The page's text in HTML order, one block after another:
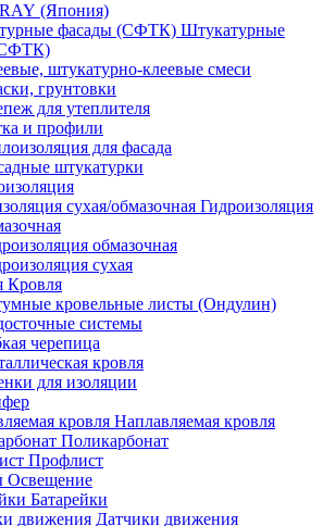
(Япония)
Штукатурные
штукатурно-клеевые смеси
грунтовки
для утеплителя
и профили
для фасада
штукатурки
Гидроизоляция
обмазочная
сухая
Кровля
кровельные листы (Ондулин)
системы
черепица
кровля
для изоляции
Наплавляемая кровля
Поликарбонат
Профлист
Освещение
Батарейки
Датчики движения